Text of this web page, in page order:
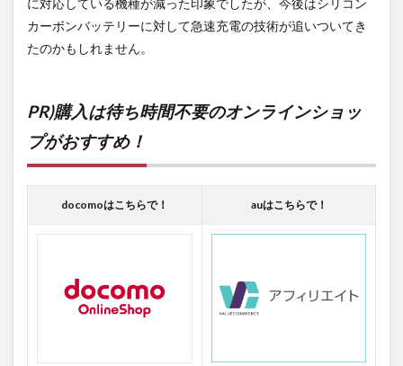
カーボンバッテリーに対して急速充電の技術が追いついてき
たのかもしれません。
PR)購入は待ち時間不要のオンラインショッ
プがおすすめ！
docomoはこちらで！ auはこちらで！